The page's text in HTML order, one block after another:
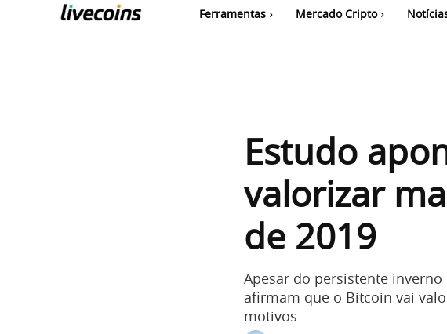
Ferramentas Mercado Cripto
Estudo
valorizar
de 2019
Apesar do persistente
afirmam que o Bitcoin vai
motivos